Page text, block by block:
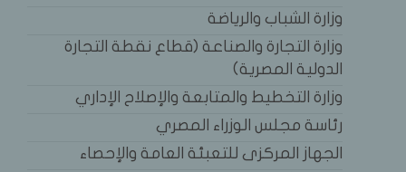
وزارة الشباب والرياضة
وزارة التجارة والصناعة (قطاع نقطة التجارة
الدولية المصرية)
وزارة التخطيط والمتابعة والإصلاح الإداري
رئاسة مجلس الوزراء المصري
الجهاز المركزى للتعبئة العامة والإحصاء